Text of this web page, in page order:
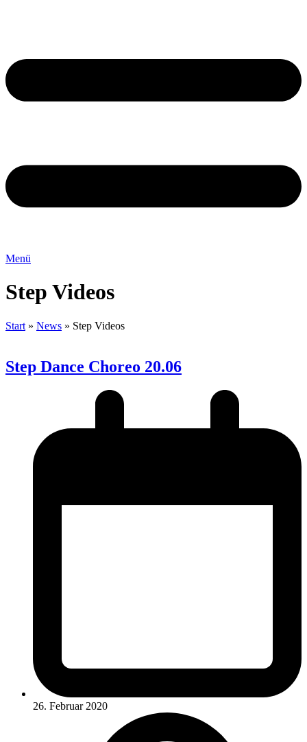
Menü
Step Videos
Start » News » Step Videos
Step Dance Choreo 20.06
26. Februar 2020